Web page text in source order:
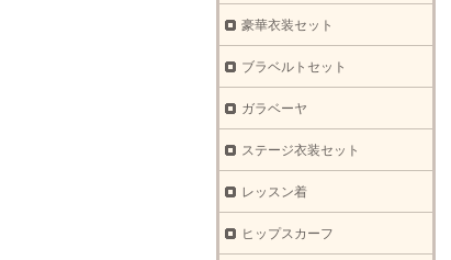
豪華衣装セット
ブラベルトセット
ガラベーヤ
ステージ衣装セット
レッスン着
ヒップスカーフ